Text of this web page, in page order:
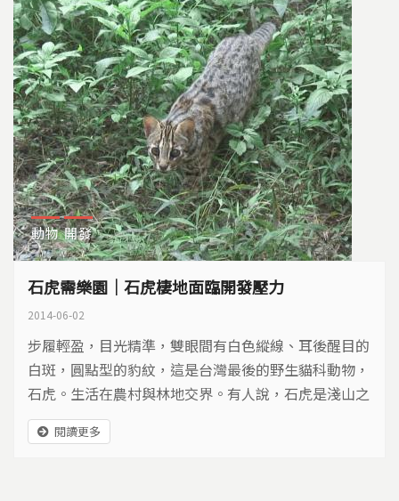
動物 開發
石虎需樂園｜石虎棲地面臨開發壓力
2014-06-02
步履輕盈，目光精準，雙眼間有白色縱線、耳後醒目的
白斑，圓點型的豹紋，這是台灣最後的野生貓科動物，
石虎。生活在農村與林地交界。有人說，石虎是淺山之
王，但在當前的台灣，卻是虎落平陽，名列瀕臨絕種的
一級保育類動物。牠們數量稀少，僅剩的棲地，卻岌岌
閱讀更多